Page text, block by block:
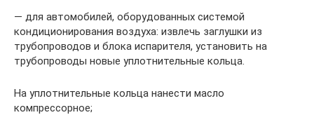
— для автомобилей, оборудованных системой
кондиционирования воздуха: извлечь заглушки из
трубопроводов и блока испарителя, установить на
трубопроводы новые уплотнительные кольца.
На уплотнительные кольца нанести масло
компрессорное;